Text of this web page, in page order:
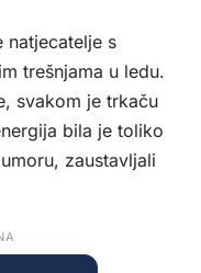
natjecatelje s
trešnjama u ledu.
svakom je trkaču
bila je toliko
zaustavljali